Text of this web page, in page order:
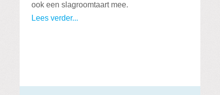
ook een slagroomtaart mee.
Lees verder...